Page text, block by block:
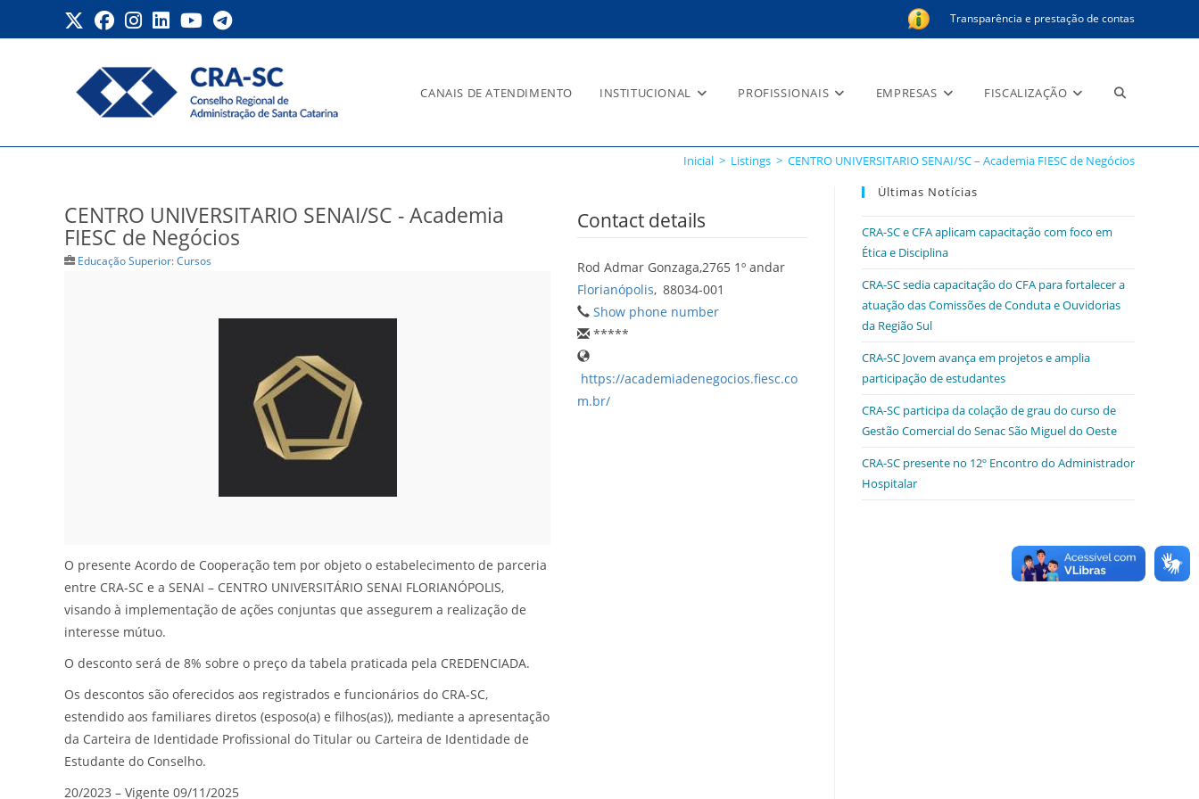
Transparência e prestação de contas
CANAIS DE ATENDIMENTO INSTITUCIONAL PROFISSIONAIS EMPRESAS FISCALIZAÇÃO Alternar
CENTRO UNIVERSITARIO SENAI/SC – Academia FIESC de Negócios
Inicial > Listings > CENTRO UNIVERSITARIO SENAI/SC – Academia FIESC de Negócios
CENTRO UNIVERSITARIO SENAI/SC - Academia
FIESC de Negócios
Educação Superior: Cursos
O presente Acordo de Cooperação tem por objeto o estabelecimento de parceria
entre CRA-SC e a SENAI – CENTRO UNIVERSITÁRIO SENAI FLORIANÓPOLIS,
visando à implementação de ações conjuntas que assegurem a realização de
interesse mútuo.
O desconto será de 8% sobre o preço da tabela praticada pela CREDENCIADA.
Os descontos são oferecidos aos registrados e funcionários do CRA-SC,
estendido aos familiares diretos (esposo(a) e filhos(as)), mediante a apresentação
da Carteira de Identidade Profissional do Titular ou Carteira de Identidade de
Estudante do Conselho.
20/2023 – Vigente 09/11/2025
Contact details
Rod Admar Gonzaga,2765 1º andar
Florianópolis, 88034-001
Show phone number
*****
https://academiadenegocios.fiesc.co
m.br/
Últimas Notícias
CRA-SC e CFA aplicam capacitação com foco em
Ética e Disciplina
CRA-SC sedia capacitação do CFA para fortalecer a
atuação das Comissões de Conduta e Ouvidorias
da Região Sul
CRA-SC Jovem avança em projetos e amplia
participação de estudantes
CRA-SC participa da colação de grau do curso de
Gestão Comercial do Senac São Miguel do Oeste
CRA-SC presente no 12º Encontro do Administrador
Hospitalar